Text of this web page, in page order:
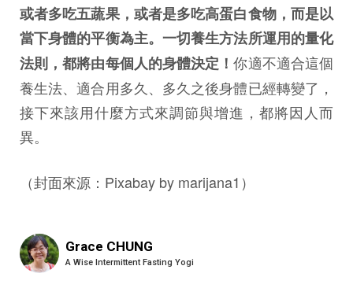
或者多吃五蔬果，或者是多吃高蛋白食物，而是以
當下身體的平衡為主。一切養生方法所運用的量化
法則，都將由每個人的身體決定！你適不適合這個
養生法、適合用多久、多久之後身體已經轉變了，
接下來該用什麼方式來調節與增進，都將因人而
異。
（封面來源：Pixabay by marijana1）
Grace CHUNG
A Wise Intermittent Fasting Yogi